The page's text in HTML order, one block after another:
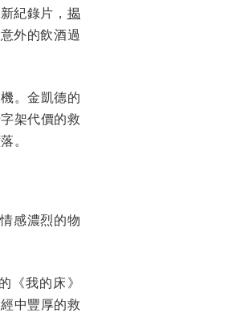
紀錄片， 揭
外的飲酒過
。金凱德的
架代價的救
。
感濃烈的物
《我的床》
中豐厚的救